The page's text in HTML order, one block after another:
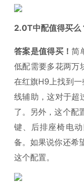
2.0T中配值得买么
答案是值得买！简
低配需要多花两万
在红旗H9上找到
线辅助，这对于超
了。另外，这个配
键、后排座椅电
备。如果说你还希
这个配置。